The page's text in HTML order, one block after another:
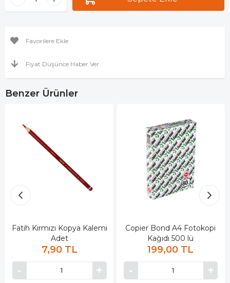
Favorilere Ekle
Fiyat Düşünce Haber Ver
Benzer Ürünler
Fatih Kırmızı Kopya Kalemi
Adet
7,90 TL
Copier Bond A4 Fotokopi
Kağıdı 500 lü
199,00 TL